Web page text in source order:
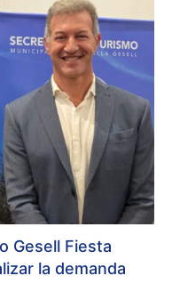
Gesell Fiesta
la demanda